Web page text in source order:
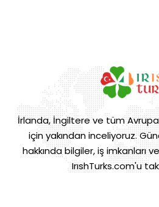
İrlanda, İngiltere ve tüm
için yakından inceliyoruz.
hakkında bilgiler, iş imkanları
IrıshTurks.com'u